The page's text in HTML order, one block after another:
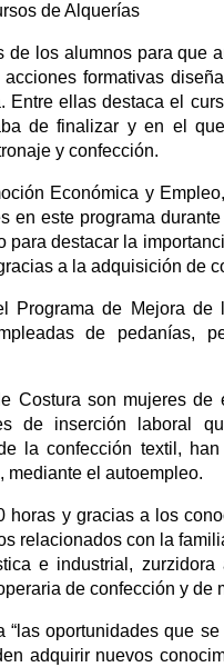
de Alquerías
de los alumnos para que
formativas
Entre ellas destaca el
de finalizar y en el
y confección.
Económica y
en este programa
destacar la
a la adquisición de
Programa de Mejora
de pedanías,
Costura son mujeres
de inserción laboral
la confección textil,
mediante el autoempleo.
horas y gracias a los
relacionados con la
e industrial,
de confección y de
“las oportunidades que
adquirir nuevos